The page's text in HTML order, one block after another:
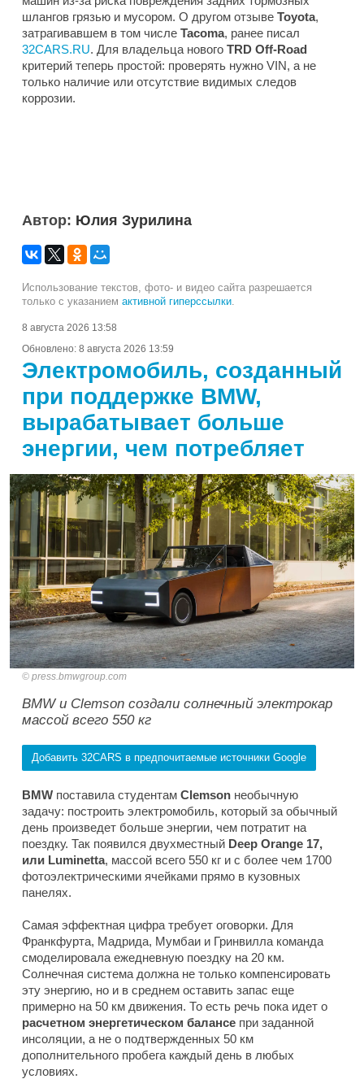
шлангов грязью и мусором. О другом отзыве Toyota,
затрагивавшем в том числе Tacoma, ранее писал
32CARS.RU. Для владельца нового TRD Off-Road
критерий теперь простой: проверять нужно VIN, а не
только наличие или отсутствие видимых следов
коррозии.
Автор: Юлия Зурилина
Использование текстов, фото- и видео сайта разрешается
только с указанием активной гиперссылки.
8 августа 2026 13:58
Обновлено: 8 августа 2026 13:59
Электромобиль, созданный
при поддержке BMW,
вырабатывает больше
энергии, чем потребляет
press.bmwgroup.com
BMW и Clemson создали солнечный электрокар
массой всего 550 кг
Добавить 32CARS в предпочитаемые источники Google
BMW поставила студентам Clemson необычную
задачу: построить электромобиль, который за обычный
день произведет больше энергии, чем потратит на
поездку. Так появился двухместный Deep Orange 17,
или Luminetta, массой всего 550 кг и с более чем 1700
фотоэлектрическими ячейками прямо в кузовных
панелях.
Самая эффектная цифра требует оговорки. Для
Франкфурта, Мадрида, Мумбаи и Гринвилла команда
смоделировала ежедневную поездку на 20 км.
Солнечная система должна не только компенсировать
эту энергию, но и в среднем оставить запас еще
примерно на 50 км движения. То есть речь пока идет о
расчетном энергетическом балансе при заданной
инсоляции, а не о подтвержденных 50 км
дополнительного пробега каждый день в любых
условиях.